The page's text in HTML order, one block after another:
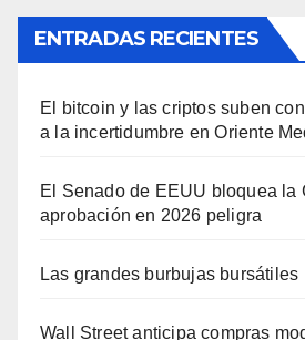
ENTRADAS RECIENTES
El bitcoin y las criptos suben
a la incertidumbre en Oriente
El Senado de EEUU bloquea la
aprobación en 2026 peligra
Las grandes burbujas bursátiles
Wall Street anticipa compras